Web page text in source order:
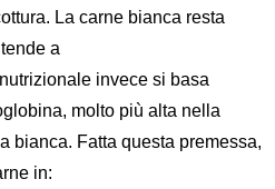
La carne bianca resta
tende a
invece si basa
, molto più alta nella
bianca. Fatta questa premessa,
in: